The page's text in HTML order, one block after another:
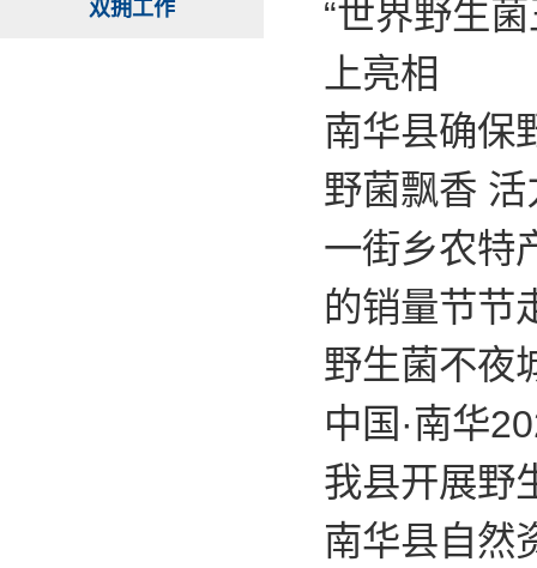
双拥工作
“世界野生
上亮相
南华县确保
野菌飘香
一街乡农特
的销量节节
野生菌不夜
中国·南华
我县开展野
南华县自然